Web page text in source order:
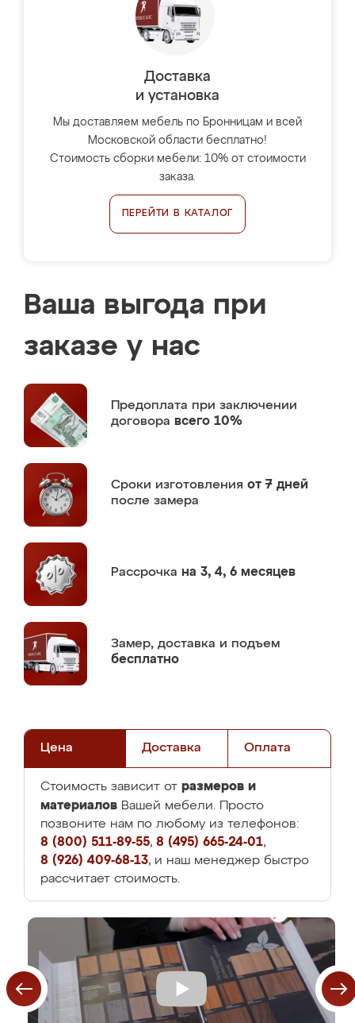
Доставка
и установка
Мы доставляем мебель по Бронницам и всей
Московской области бесплатно!
Стоимость сборки мебели: 10% от стоимости
заказа.
ПЕРЕЙТИ В КАТАЛОГ
Ваша выгода при
заказе у нас
Предоплата при заключении
договора всего 10%
Сроки изготовления от 7 дней
после замера
Рассрочка на 3, 4, 6 месяцев
Замер, доставка и подъем
бесплатно
Цена Доставка Оплата
Стоимость зависит от размеров и
материалов Вашей мебели. Просто
позвоните нам по любому из телефонов:
8 (800) 511-89-55, 8 (495) 665-24-01,
8 (926) 409-68-13, и наш менеджер быстро
рассчитает стоимость.